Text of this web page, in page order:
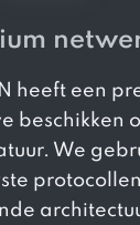
heeft een
beschikken
We